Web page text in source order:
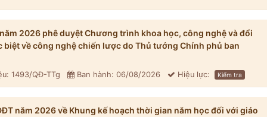
2026 phê duyệt Chương trình khoa học, công nghệ và đổi
biệt về công nghệ chiến lược do Thủ tướng Chính phủ ban
1493/QĐ-TTg Ban hành: 06/08/2026 Hiệu lực: Kiểm tra
năm 2026 về Khung kế hoạch thời gian năm học đối với giáo